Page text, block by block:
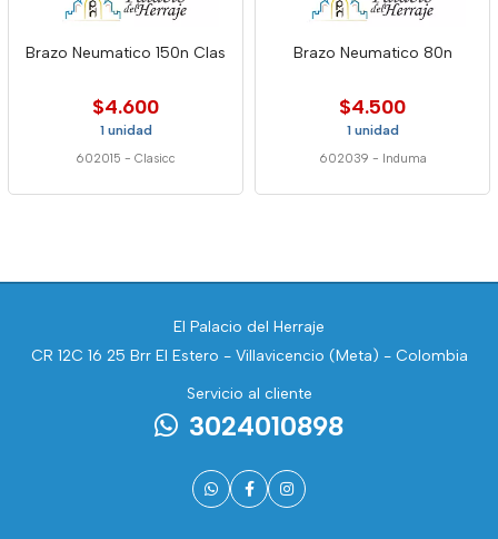
Brazo Neumatico 150n Clas
$4.600
1 unidad
602015 - Clasicc
Brazo Neumatico 80n
$4.500
1 unidad
602039 - Induma
El Palacio del Herraje
CR 12C 16 25 Brr El Estero - Villavicencio (Meta) - Colombia
Servicio al cliente
3024010898